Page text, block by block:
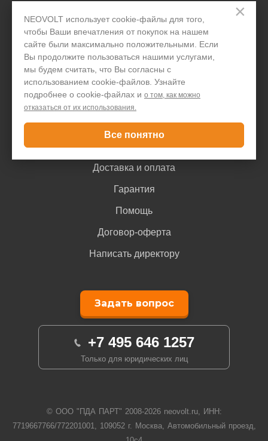
×
NEOVOLT использует cookie-файлы для того,
чтобы Ваши впечатления от покупок на нашем
сайте были максимально положительными. Если
Вы продолжите пользоваться нашими услугами,
мы будем считать, что Вы согласны с
использованием cookie-файлов. Узнайте
подробнее о cookie-файлах и о том, как можно
отказаться от их использования.
Все понятно
Организациям
Акции и скидки
Блог
Контакты
Покупателю
Доставка и оплата
Гарантия
Помощь
Договор-оферта
Написать директору
Задать вопрос
+7 495 646 1257
Только для юридических лиц
© ООО "ПДА ПАРТ" 2008-2026neovolt.ru, ИНН:
7719667766/772201001, 109052 г. Москва, Автомобильный проезд,